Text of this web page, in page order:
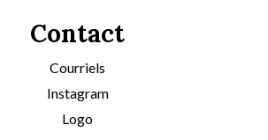
Contact
Courriels
Instagram
Logo